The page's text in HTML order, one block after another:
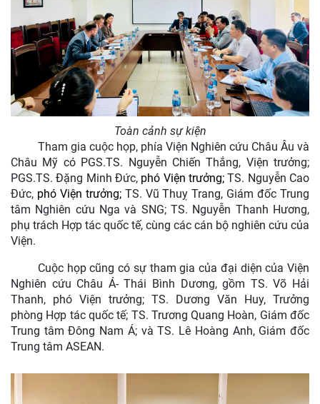
Toàn cảnh sự kiện
Tham gia cuộc họp, phía Viện Nghiên cứu Châu Âu và
Châu Mỹ có PGS.TS. Nguyễn Chiến Thắng, Viện trưởng;
PGS.TS. Đặng Minh Đức, phó Viện trưởng;TS. Nguyễn Cao
Đức, phó Viện trưởng;TS. Vũ Thuỵ Trang, Giám đốc Trung
tâm Nghiên cứu Nga và SNG; TS. Nguyễn Thanh Hương,
phụ trách Hợp tác quốc tế, cùng các cán bộ nghiên cứu của
Viện.
Cuộc họp cũng có sự tham gia của đại diện của Viện
Nghiên cứu Châu Á- Thái Bình Dương, gồm TS. Võ Hải
Thanh, phó Viện trưởng; TS. Dương Văn Huy, Trưởng
phòng Hợp tác quốc tế; TS. Trương Quang Hoàn, Giám đốc
Trung tâm Đông Nam Á; và TS. Lê Hoàng Anh, Giám đốc
Trung tâm ASEAN.